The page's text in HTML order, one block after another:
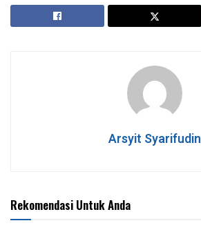
Arsyit Syarifudin
Rekomendasi Untuk Anda